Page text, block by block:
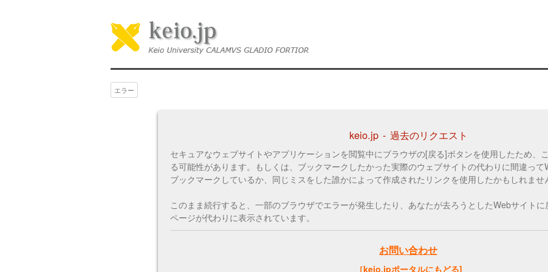
エラー
keio.jp - 過去のリクエスト
セキュアなウェブサイトやアプリケーションを閲覧中にブラウザの[戻る]ボタンを使用したため、
る可能性があります。もしくは、ブックマークしたかった実際のウェブサイトの代わりに間違っ
ブックマークしているか、同じミスをした誰かによって作成されたリンクを使用したかもしれませ
このまま続行すると、一部のブラウザでエラーが発生したり、あなたが去ろうとしたWebサイト
ページが代わりに表示されています。
お問い合わせ
［keio.jpポータルにもどる]